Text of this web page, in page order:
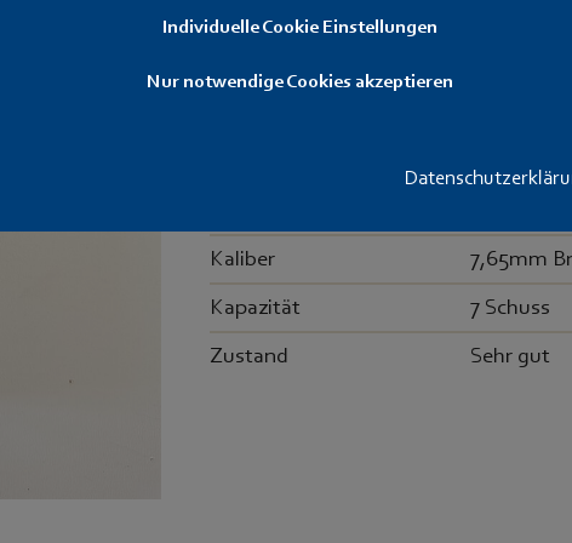
Individuelle Cookie Einstellungen
Nur notwendige Cookies akzeptieren
verkauft
Original MAB Magazin für Mod. C.
Kaliber 7,65mm
Kapazität 7 Schuss
Zustand Sehr gut